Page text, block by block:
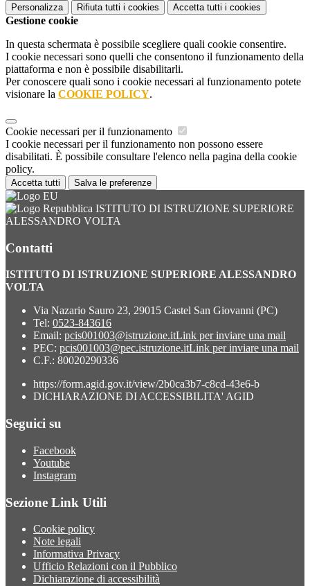
Personalizza Rifiuta tutti i cookies Accetta tutti i cookies
Gestione cookie
In questa schermata è possibile scegliere quali cookie consentire.
I cookie necessari sono quelli che consentono il funzionamento della
piattaforma e non è possibile disabilitarli.
Per conoscere quali sono i cookie necessari al funzionamento potete
visionare la COOKIE POLICY.
Cookie necessari per il funzionamento
I cookie necessari per il funzionamento non possono essere
disabilitati. È possibile consultare l'elenco nella pagina della cookie
policy.
Accetta tutti Salva le preferenze
ISTITUTO DI ISTRUZIONE SUPERIORE
ALESSANDRO VOLTA
Contatti
ISTITUTO DI ISTRUZIONE SUPERIORE ALESSANDRO
VOLTA
Via Nazario Sauro 23, 29015 Castel San Giovanni (PC)
Tel: 0523-843616
Email: pcis001003@istruzione.itLink per inviare una mail
PEC: pcis001003@pec.istruzione.itLink per inviare una mail
C.F.: 80020290336
https://form.agid.gov.it/view/2b0ca3b7-c8cd-43e6-b
DICHIARAZIONE DI ACCESSIBILITA' AGID
Seguici su
Facebook
Youtube
Instagram
Sezione Link Utili
Cookie policy
Note legali
Informativa Privacy
Ufficio Relazioni con il Pubblico
Dichiarazione di accessibilità